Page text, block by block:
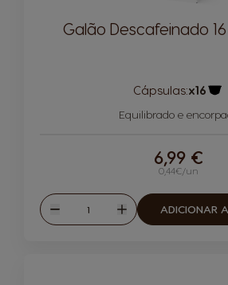
Galão Descafeinado
Cápsulas:x16
Equilibrado e
0,44€/un
6,99 €
Reduzir
Quantidade
Aumentar
ADICIONAR